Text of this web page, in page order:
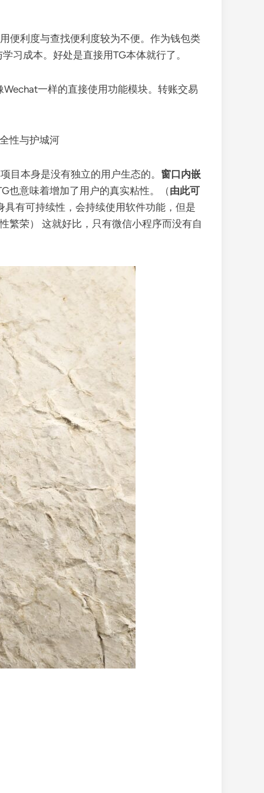
便利度与查找便利度较为不便。作为钱包类
习成本。好处是直接用TG本体就行了。
一样的直接使用功能模块。转账交易
性与护城河
目本身是没有独立的用户生态的。 窗口内嵌
也意味着增加了用户的真实粘性。（由此可
具有可持续性，会持续使用软件功能，但是
繁荣） 这就好比，只有微信小程序而没有自